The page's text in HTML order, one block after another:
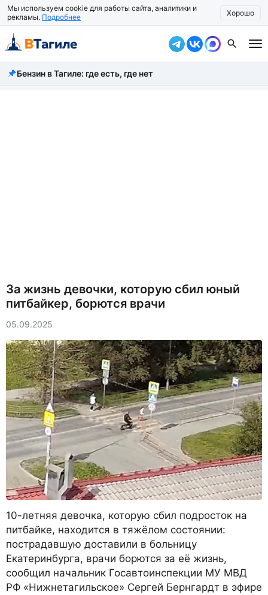
Мы используем cookie для работы сайта, аналитики и
рекламы. Подробнее Хорошо
Все новости
Бензин в Тагиле: где есть, где нет
За жизнь девочки, которую сбил юный
питбайкер, борются врачи
05.09.2025
10-летняя девочка, которую сбил подросток на
питбайке, находится в тяжёлом состоянии:
пострадавшую доставили в больницу
Екатеринбурга, врачи борются за её жизнь,
сообщил начальник Госавтоинспекции МУ МВД
РФ «Нижнетагильское» Сергей Бернгардт в эфире